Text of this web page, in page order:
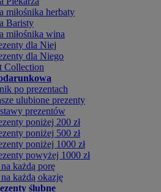
miłośnika herbaty
Baristy
miłośnika wina
dla Niej
dla Niego
Collection
po prezentach
ulubione prezenty
prezentów
poniżej 200 zł
poniżej 500 zł
poniżej 1000 zł
powyżej 1000 zł
każdą porę
każdą okazję
ślubne